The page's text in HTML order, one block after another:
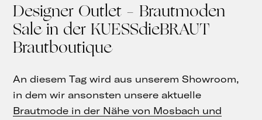
Designer Outlet – Brautmoden
Sale in der KUESSdieBRAUT
Brautboutique
An diesem Tag wird aus unserem Showroom,
in dem wir ansonsten unsere aktuelle
Brautmode in der Nähe von Mosbach und